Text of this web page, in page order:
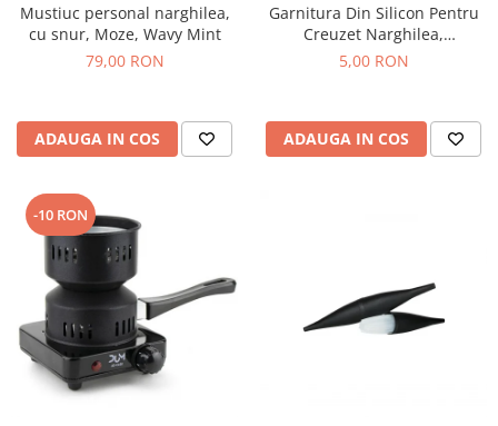
Mustiuc personal narghilea,
cu snur, Moze, Wavy Mint
79,00 RON
ADAUGA IN COS
Garnitura Din Silicon Pentru
Creuzet Narghilea,
transparenta
5,00 RON
ADAUGA IN COS
-10 RON